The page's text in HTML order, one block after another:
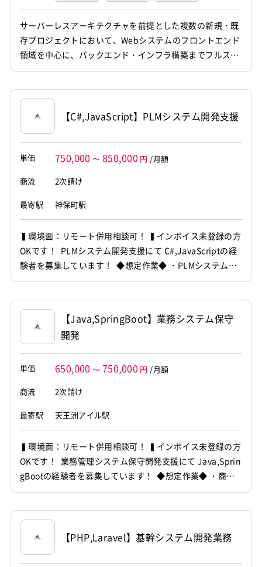
インフラ構築
サーバーレスアーキテクチャを前提とした複数の新規・既
存プロジェクトにおいて、Webシステムのフロントエンド
領域を中心に、バックエンド・インフラ構築までフルスタ
ックにご対応いただきます。 AWS Lambda Gen2 や Ampl
ript によるフロントエンド実装から AWS CDK によるイン
フラ構築、Hono / L...【C#,JavaScript】PLMシステム開発支援
単価 750,000 ～ 850,000 円 /月額
商流
2次請け
最寄駅 神保町駅
▍環境面：リモート併用相談可！ ▍インボイス未登録の方
OKです！ PLMシステム開発支援にて C#,JavaScriptの経
験者を募集しています！ ◆想定作業◆ ・PLMシステム設
計開発 ・Aras Innovator機能拡張 ・C#による開発対応
～～～～～～ 他お任せしたいPJは複数ありますので...
【Java,SpringBoot】業務システム保守
開発
単価 650,000 ～ 750,000 円 /月額
商流
2次請け
最寄駅 天王洲アイル駅
▍環境面：リモート併用相談可！ ▍インボイス未登録の方
OKです！ 業務管理システム保守開発支援にて Java,Sprin
gBootの経験者を募集しています！ ◆想定作業◆ ・商材
管理システム保守開発 ・基本設計・開発対応 ・Web画面
～～～～～～～～ 他お任せしたいPJは複数ありますの
で、 ご希...
【PHP,Laravel】基幹システム開発業務